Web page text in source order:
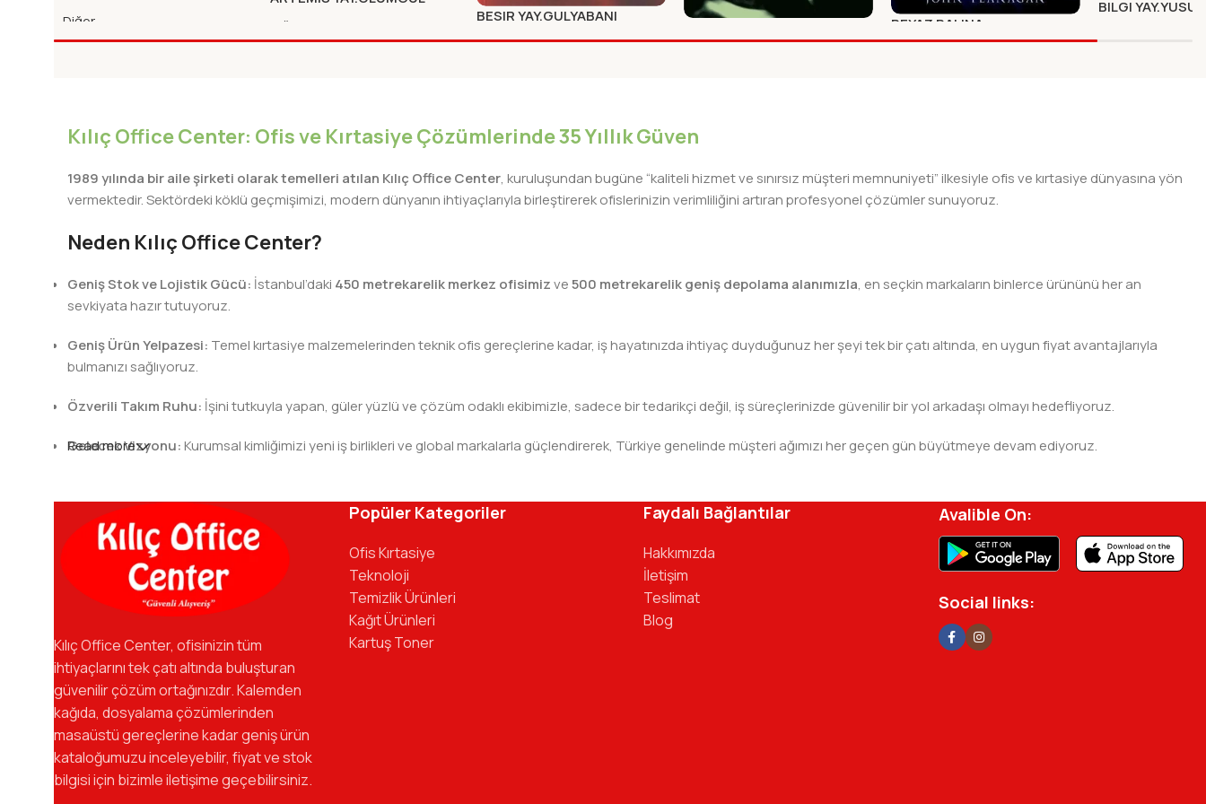
Diğer
OYUNCAKLAR-2:KULLER
SEHRI
Diğer
BESIR YAY.GULYABANI
Diğer
HAYALLER PESINDE
BEYAZ BALINA
YAY.GOLGELERIN EFENDISI-1
BILGI
Kılıç Office Center: Ofis ve Kırtasiye Çözümlerinde 35 Yıllık Güven
1989 yılında bir aile şirketi olarak temelleri atılan Kılıç Office Center, kuruluşundan bugüne “kaliteli hizmet ve sınırsız müşteri memnuniyeti” ilkesiyle ofis ve kırtasiye dünyasına yön
vermektedir. Sektördeki köklü geçmişimizi, modern dünyanın ihtiyaçlarıyla birleştirerek ofislerinizin verimliliğini artıran profesyonel çözümler sunuyoruz.
Neden Kılıç Office Center?
Geniş Stok ve Lojistik Gücü: İstanbul’daki 450 metrekarelik merkez ofisimizve500 metrekarelik geniş depolama alanımızla, en seçkin markaların binlerce ürününü her an
sevkiyata hazır tutuyoruz.
Geniş Ürün Yelpazesi: Temel kırtasiye malzemelerinden teknik ofis gereçlerine kadar, iş hayatınızda ihtiyaç duyduğunuz her şeyi tek bir çatı altında, en uygun fiyat avantajlarıyla
bulmanızı sağlıyoruz.
Özverili Takım Ruhu: İşini tutkuyla yapan, güler yüzlü ve çözüm odaklı ekibimizle, sadece bir tedarikçi değil, iş süreçlerinizde güvenilir bir yol arkadaşı olmayı hedefliyoruz.
Gelecek Vizyonu:Kurumsal kimliğimizi yeni iş birlikleri ve global markalarla güçlendirerek, Türkiye genelinde müşteri ağımızı her geçen gün büyütmeye devam ediyoruz.
kadromuzla hizmetinizdeyiz.
Read more
Kılıç Office Center, ofisinizin tüm
ihtiyaçlarını tek çatı altında buluşturan
güvenilir çözüm ortağınızdır. Kalemden
kağıda, dosyalama çözümlerinden
masaüstü gereçlerine kadar geniş ürün
kataloğumuzu inceleyebilir, fiyat ve stok
bilgisi için bizimle iletişime geçebilirsiniz.
Popüler Kategoriler
Ofis Kırtasiye
Teknoloji
Temizlik Ürünleri
Kağıt Ürünleri
Kartuş Toner
Faydalı Bağlantılar
Hakkımızda
İletişim
Teslimat
Blog
Avalible On:
Social links: